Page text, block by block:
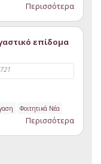
Περισσότερα
επίδομα
Φοιτητικά Νέα
Περισσότερα